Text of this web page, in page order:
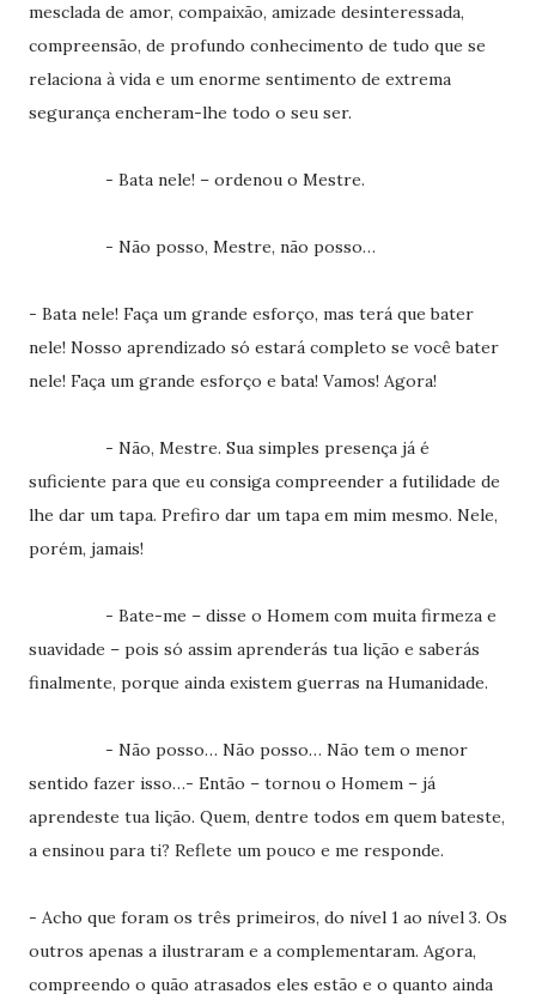
mesclada de amor, compaixão, amizade desinteressada,
compreensão, de profundo conhecimento de tudo que se
relaciona à vida e um enorme sentimento de extrema
segurança encheram-lhe todo o seu ser.
- Bata nele! – ordenou o Mestre.
- Não posso, Mestre, não posso…
- Bata nele! Faça um grande esforço, mas terá que bater
nele! Nosso aprendizado só estará completo se você bater
nele! Faça um grande esforço e bata! Vamos! Agora!
- Não, Mestre. Sua simples presença já é
suficiente para que eu consiga compreender a futilidade de
lhe dar um tapa. Prefiro dar um tapa em mim mesmo. Nele,
porém, jamais!
- Bate-me – disse o Homem com muita firmeza e
suavidade – pois só assim aprenderás tua lição e saberás
finalmente, porque ainda existem guerras na Humanidade.
- Não posso… Não posso… Não tem o menor
sentido fazer isso…- Então – tornou o Homem – já
aprendeste tua lição. Quem, dentre todos em quem bateste,
a ensinou para ti? Reflete um pouco e me responde.
- Acho que foram os três primeiros, do nível 1 ao nível 3. Os
outros apenas a ilustraram e a complementaram. Agora,
compreendo o quão atrasados eles estão e o quanto ainda